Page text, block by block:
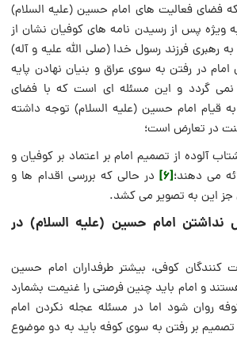
فضای فعالیت های امام حسین (علیه السلام)
ویژه پس از رسیدن نامه های کوفیان نشان از
رهبری فرزند رسول خدا (صلی الله علیه و آله)
امام در رفتن به سوی عراق و بنیان نهادن پایه
گردد و این مسئله ای است که با فضای
قیام امام حسین (علیه السلام) توجه داشته
در تعارض است؛
آلوده از تصمیم امام بر اعتماد بر کوفیان و
می دهند؛[6] در حالی که بررسی اقدام ها و
جز این به تصویر می کشد.
نداشتن امام حسین (علیه السلام) در
کنندگان کوفی، بیشتر طرفداران امام حسین
و امام باید چنین فرصتی را غنیمت بشمارد
روان شود اما در مسئله عجله نکردن امام
بر رفتن به سوی کوفه باید به دو موضوع